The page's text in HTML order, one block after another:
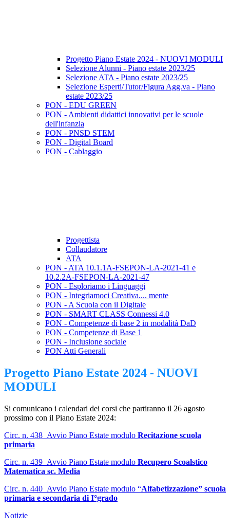
Progetto Piano Estate 2024 - NUOVI MODULI
Selezione Alunni - Piano estate 2023/25
Selezione ATA - Piano estate 2023/25
Selezione Esperti/Tutor/Figura Agg.va - Piano
estate 2023/25
PON - EDU GREEN
PON - Ambienti didattici innovativi per le scuole
dell'infanzia
PON - PNSD STEM
PON - Digital Board
PON - Cablaggio
Progettista
Collaudatore
ATA
PON - ATA 10.1.1A-FSEPON-LA-2021-41 e
10.2.2A-FSEPON-LA-2021-47
PON - Esploriamo i Linguaggi
PON - Integriamoci Creativa.... mente
PON - A Scuola con il Digitale
PON - SMART CLASS Connessi 4.0
PON - Competenze di base 2 in modalità DaD
PON - Competenze di Base 1
PON - Inclusione sociale
PON Atti Generali
Progetto Piano Estate 2024 - NUOVI
MODULI
Si comunicano i calendari dei corsi che partiranno il 26 agosto
prossimo con il Piano Estate 2024:
Circ. n. 438_Avvio Piano Estate modulo Recitazione scuola
primaria
Circ. n. 439_Avvio Piano Estate modulo Recupero Scoalstico
Matematica sc. Media
Circ. n. 440_Avvio Piano Estate modulo “Alfabetizzazione” scuola
primaria e secondaria di I°grado
Notizie